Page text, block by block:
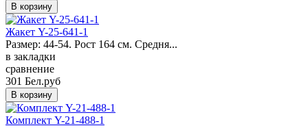
Жакет Y-25-641-1
Размер: 44-54. Рост 164 см. Средня...
в закладки
сравнение
301 Бел.руб
Комплект Y-21-488-1